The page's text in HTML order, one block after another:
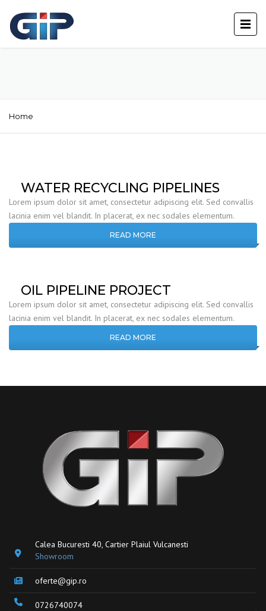
Home
WATER RECYCLING PIPELINES
Lorem ipsum dolor sit amet, consectetur adipiscing elit. Sed convallis
lacinia enim vel blandit. In placerat, ex nec sodales elementum.
READ MORE
OIL PIPELINE PROJECT
Lorem ipsum dolor sit amet, consectetur adipiscing elit. Sed convallis
lacinia enim vel blandit. In placerat, ex nec sodales elementum.
READ MORE
Calea Bucuresti 40, Cartier Plaiul Vulcanesti
Showroom
oferte@gip.ro
0726740074